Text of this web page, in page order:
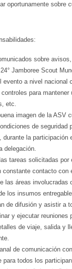
oportunamente sobre
sobre
Jamboree Scout
evento a nivel nacional
para
etc.
imagen de la ASV
de seguridad
durante la participación
delegación.
tareas solicitadas por
constante contacto con
las áreas involucradas
los insumos
de difusión y asistir a
y ejecutar reuniones
de viaje, salida y
de comunicación
para todos los